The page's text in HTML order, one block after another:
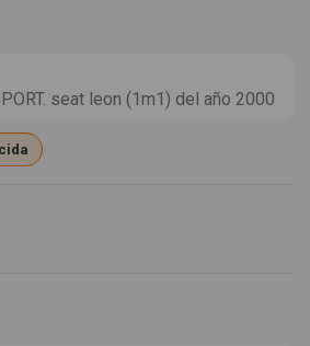
seat leon (1m1) del año 2000